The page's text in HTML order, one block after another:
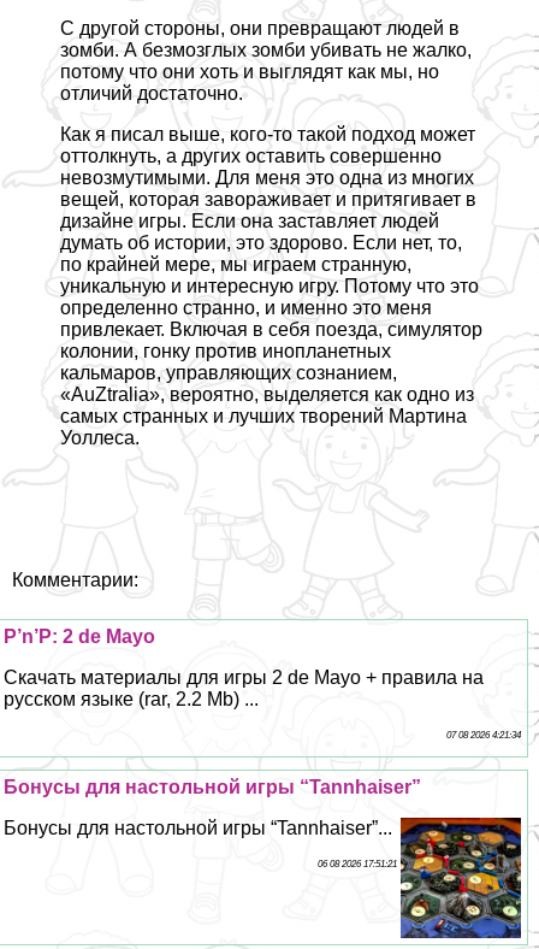
С другой стороны, они превращают людей в
зомби. А безмозглых зомби убивать не жалко,
потому что они хоть и выглядят как мы, но
отличий достаточно.
Как я писал выше, кого-то такой подход может
оттолкнуть, а других оставить совершенно
невозмутимыми. Для меня это одна из многих
вещей, которая завораживает и притягивает в
дизайне игры. Если она заставляет людей
думать об истории, это здорово. Если нет, то,
по крайней мере, мы играем странную,
уникальную и интересную игру. Потому что это
определенно странно, и именно это меня
привлекает. Включая в себя поезда, симулятор
колонии, гонку против инопланетных
кальмаров, управляющих сознанием,
«AuZtralia», вероятно, выделяется как одно из
самых странных и лучших творений Мартина
Уоллеса.
Комментарии:
P’n’P: 2 de Mayo
Скачать материалы для игры 2 de Mayo + правила на
русском языке (rar, 2.2 Mb) ...
07 08 2026 4:21:34
Бонусы для настольной игры “Tannhaiser”
Бонусы для настольной игры “Tannhaiser”...
06 08 2026 17:51:21